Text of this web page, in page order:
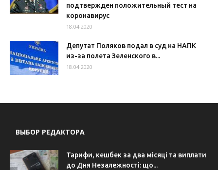
подтвержден положительный тест на
коронавирус
18.04.2020
Депутат Поляков подал в суд на НАПК
из-за полета Зеленского в...
18.04.2020
ВЫБОР РЕДАКТОРА
Тарифи, кешбек за два місяці та виплати
до Дня Незалежності: що...